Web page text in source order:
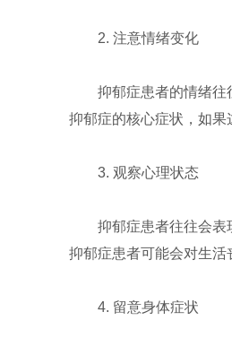
2. 注意情绪变化
抑郁症患者的情绪往
抑郁症的核心症状，如果
3. 观察心理状态
抑郁症患者往往会表
抑郁症患者可能会对生活
4. 留意身体症状